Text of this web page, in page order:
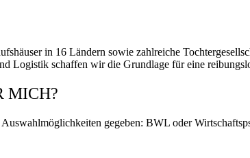
in 16 Ländern sowie zahlreiche
Logistik schaffen wir die Grundlage für eine
MICH?
gegeben: BWL oder